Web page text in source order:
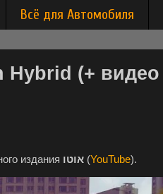
Всё для Автомобиля
Hybrid (+ видео
издания (YouTube).